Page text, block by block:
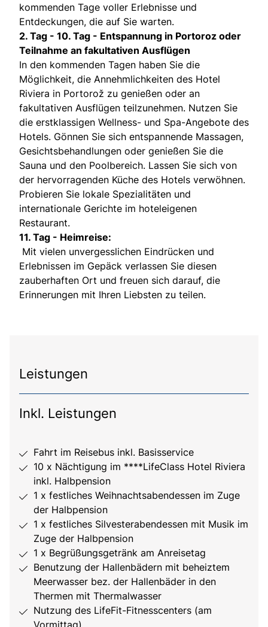
kommenden Tage voller Erlebnisse und
Entdeckungen, die auf Sie warten.
2. Tag - 10. Tag - Entspannung in Portoroz oder
Teilnahme an fakultativen Ausflügen
In den kommenden Tagen haben Sie die
Möglichkeit, die Annehmlichkeiten des Hotel
Riviera in Portorož zu genießen oder an
fakultativen Ausflügen teilzunehmen. Nutzen Sie
die erstklassigen Wellness- und Spa-Angebote des
Hotels. Gönnen Sie sich entspannende Massagen,
Gesichtsbehandlungen oder genießen Sie die
Sauna und den Poolbereich. Lassen Sie sich von
der hervorragenden Küche des Hotels verwöhnen.
Probieren Sie lokale Spezialitäten und
internationale Gerichte im hoteleigenen
Restaurant.
11. Tag - Heimreise:
Mit vielen unvergesslichen Eindrücken und
Erlebnissen im Gepäck verlassen Sie diesen
zauberhaften Ort und freuen sich darauf, die
Erinnerungen mit Ihren Liebsten zu teilen.
Leistungen
Inkl. Leistungen
Fahrt im Reisebus inkl. Basisservice
10 x Nächtigung im ****LifeClass Hotel Riviera
inkl. Halbpension
1 x festliches Weihnachtsabendessen im Zuge
der Halbpension
1 x festliches Silvesterabendessen mit Musik im
Zuge der Halbpension
1 x Begrüßungsgetränk am Anreisetag
Benutzung der Hallenbädern mit beheiztem
Meerwasser bez. der Hallenbäder in den
Thermen mit Thermalwasser
Nutzung des LifeFit-Fitnesscenters (am